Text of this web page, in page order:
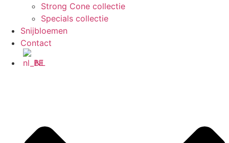
Strong Cone collectie
Specials collectie
Snijbloemen
Contact
NL